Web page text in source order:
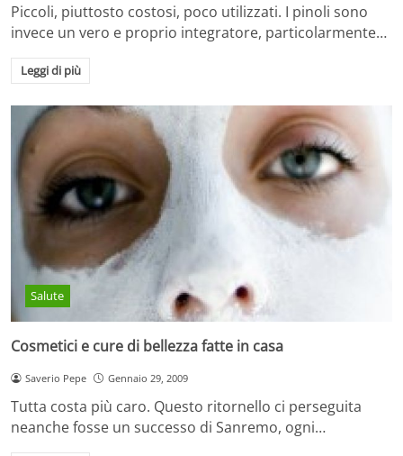
Piccoli, piuttosto costosi, poco utilizzati. I pinoli sono
invece un vero e proprio integratore, particolarmente…
Leggi di più
Salute
Cosmetici e cure di bellezza fatte in casa
Saverio Pepe Gennaio 29, 2009
Tutta costa più caro. Questo ritornello ci perseguita
neanche fosse un successo di Sanremo, ogni…